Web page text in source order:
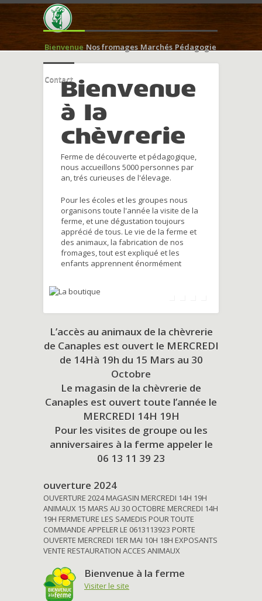
Bienvenue Nos fromages Marchés Pédagogie
ContactBienvenue
à la
chèvrerie
Ferme de découverte et pédagogique,
nous accueillons 5000 personnes par
an, trés curieuses de l'élevage.
Pour les écoles et les groupes nous
organisons toute l'année la visite de la
ferme, et une dégustation toujours
apprécié de tous. Le vie de la ferme et
des animaux, la fabrication de nos
fromages, tout est expliqué et les
enfants apprennent énormément
L’accès au animaux de la chèvrerie
de Canaples est ouvert le MERCREDI
de 14Hà 19h du 15 Mars au 30
Octobre
Le magasin de la chèvrerie de
Canaples est ouvert toute l’année le
MERCREDI 14H 19H
Pour les visites de groupe ou les
anniversaires à la ferme appeler le
06 13 11 39 23
ouverture 2024
OUVERTURE 2024 MAGASIN MERCREDI 14H 19H
ANIMAUX 15 MARS AU 30 OCTOBRE MERCREDI 14H
19H FERMETURE LES SAMEDIS POUR TOUTE
COMMANDE APPELER LE 0613113923 PORTE
OUVERTE MERCREDI 1ER MAI 10H 18H EXPOSANTS
VENTE RESTAURATION ACCES ANIMAUX
Bienvenue à la ferme
Visiter le site